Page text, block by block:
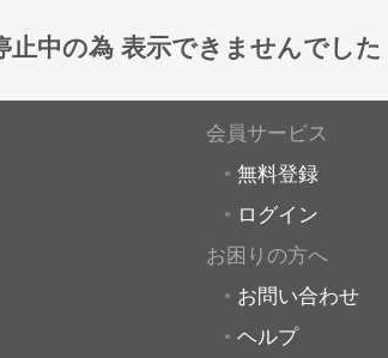
止中の為 表示できませんでした
会員サービス
無料登録
ログイン
お困りの方へ
お問い合わせ
ヘルプ